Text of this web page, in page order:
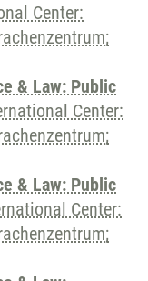
Center:
& Law: Public
Center:
& Law: Public
Center: